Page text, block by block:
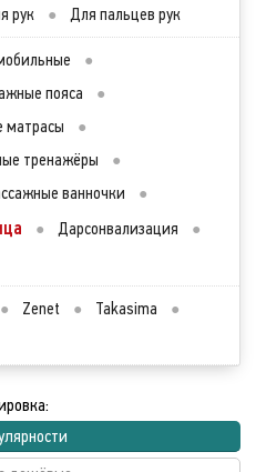
рук ● Для пальцев рук
●
пояса
●
матрасы
●
тренажёры
●
ванночки
●
● Дарсонвализация
●
● Zenet ● Takasima
●